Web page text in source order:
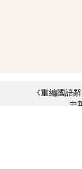
《重編國語
中